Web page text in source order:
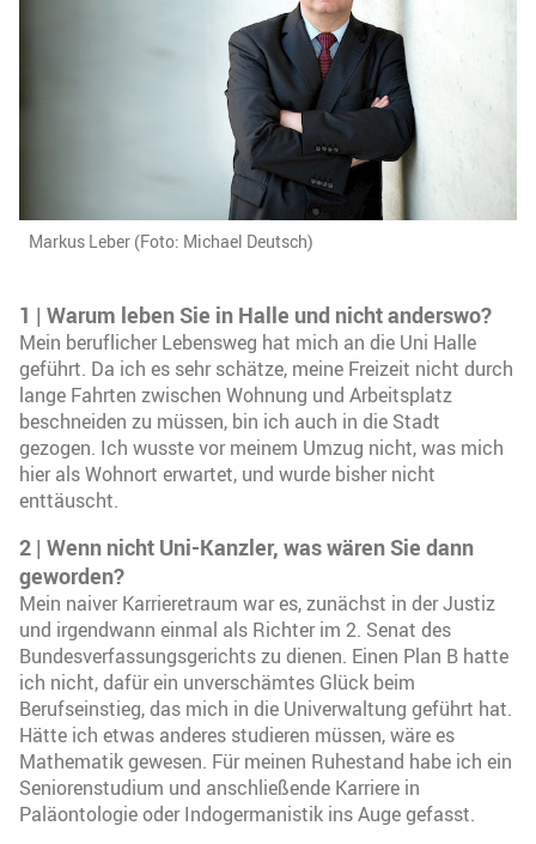
Markus Leber (Foto: Michael Deutsch)
1 | Warum leben Sie in Halle und nicht anderswo?
Mein beruflicher Lebensweg hat mich an die Uni Halle
geführt. Da ich es sehr schätze, meine Freizeit nicht durch
lange Fahrten zwischen Wohnung und Arbeitsplatz
beschneiden zu müssen, bin ich auch in die Stadt
gezogen. Ich wusste vor meinem Umzug nicht, was mich
hier als Wohnort erwartet, und wurde bisher nicht
enttäuscht.
2 | Wenn nicht Uni-Kanzler, was wären Sie dann
geworden?
Mein naiver Karrieretraum war es, zunächst in der Justiz
und irgendwann einmal als Richter im 2. Senat des
Bundesverfassungsgerichts zu dienen. Einen Plan B hatte
ich nicht, dafür ein unverschämtes Glück beim
Berufseinstieg, das mich in die Univerwaltung geführt hat.
Hätte ich etwas anderes studieren müssen, wäre es
Mathematik gewesen. Für meinen Ruhestand habe ich ein
Seniorenstudium und anschließende Karriere in
Paläontologie oder Indogermanistik ins Auge gefasst.